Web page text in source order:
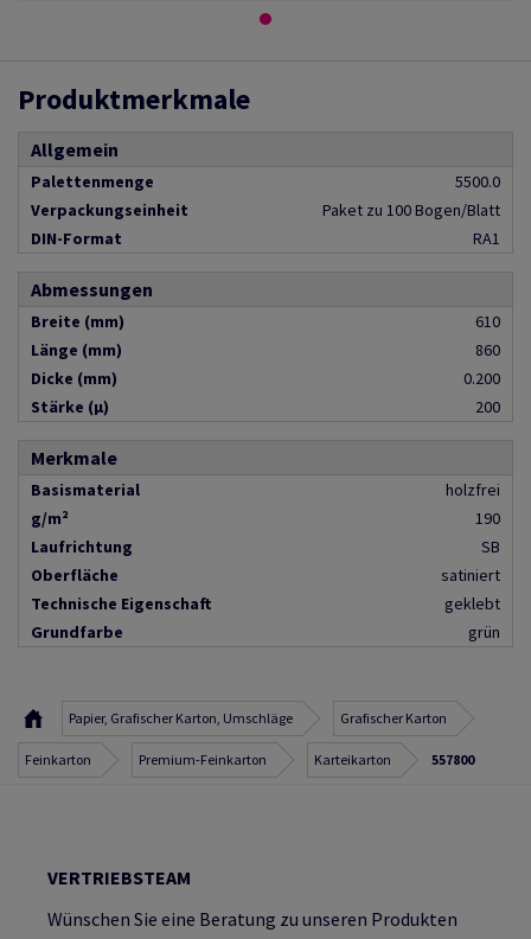
Produktmerkmale
Allgemein
Palettenmenge
5500.0
Verpackungseinheit
Paket zu 100 Bogen/Blatt
DIN-Format
RA1
Abmessungen
Breite (mm)
610
Länge (mm)
860
Dicke (mm)
0.200
Stärke (µ)
200
Merkmale
Basismaterial
holzfrei
g/m²
190
Laufrichtung
SB
Oberfläche
satiniert
Technische Eigenschaft
geklebt
Grundfarbe
grün
Papier, Grafischer Karton, Umschläge Grafischer Karton
Feinkarton Premium-Feinkarton Karteikarton 557800
VERTRIEBSTEAM
Wünschen Sie eine Beratung zu unseren Produkten